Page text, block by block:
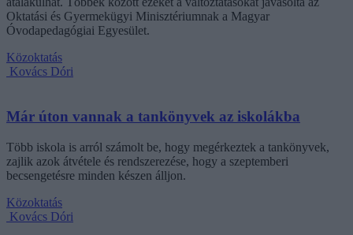
Oktatási és Gyermekügyi Minisztériumnak a Magyar
Óvodapedagógiai Egyesület.
Közoktatás
Kovács Dóri
Már úton vannak a tankönyvek az iskolákba
Több iskola is arról számolt be, hogy megérkeztek a tankönyvek,
zajlik azok átvétele és rendszerezése, hogy a szeptemberi
becsengetésre minden készen álljon.
Közoktatás
Kovács Dóri